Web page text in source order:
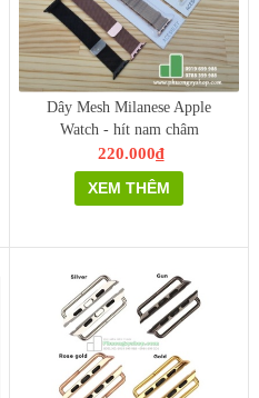
Dây Mesh Milanese Apple
Watch - hít nam châm
220.000₫
XEM THÊM